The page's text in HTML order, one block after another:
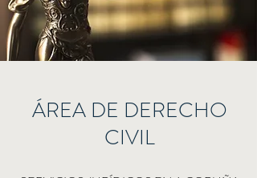
ÁREA DE DERECHO
CIVIL